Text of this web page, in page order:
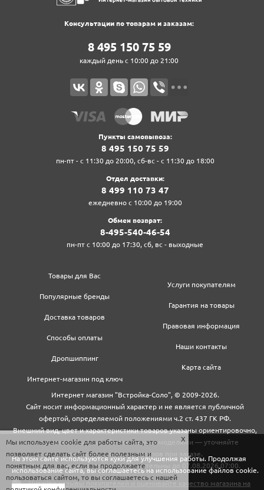
Консультации по товарам и заказам:
8‍ 4‍9‍5‍ 1‍5‍0‍ 7‍5‍ 5‍9‍
каждый день с 10:00 до 21:00
Пункты самовывоза:
8‍ 4‍9‍5‍ 1‍5‍0‍ 7‍5‍ 5‍9‍
пн-пт - с 11:30 до 20:00, сб-вс - с 11:30 до 18:00
Отдел доставки:
8‍ 4‍9‍9‍ 1‍1‍0‍ 7‍3‍ 4‍7‍
ежедневно с 10:00 до 19:00
Обмен возврат:
8‍-4‍9‍5‍-5‍4‍0‍-4‍6‍-5‍4‍
пн-пт с 10:00 до 17:30, сб, вс - выходные
Товары для Вас
Популярные бренды
Доставка товаров
Способы оплаты
Дропшиппинг
Интернет-магазин под ключ
Услуги покупателям
Гарантия на товары
Правовая информация
Наши контакты
Карта сайта
Интернет магазин "Встройка-Соло", © 2009-2026.
Сайт носит информационный характер и не является публичной
офертой, определяемой положениями ч.2 ст. 437 ГК РФ.
Внешний вид, цвет и характеристики товаров указаны ориентировочно,
могут не совпадать с обновленными моделями — уточняйте
информацию у менеджеров при заказе.
Цены и условия доставки действительны до 07.08.2026 07:00.
На этом сайте используются куки для улучшения работы. Продолжая
использование сайта, вы соглашаетесь на использование файлов cookie.
Мы используем cookie для работы сайта, это
позволяет сделать сайт более полезным и
понятным для вас, если вы продолжаете
пользоваться сайтом, то вы соглашаетесь с нашей